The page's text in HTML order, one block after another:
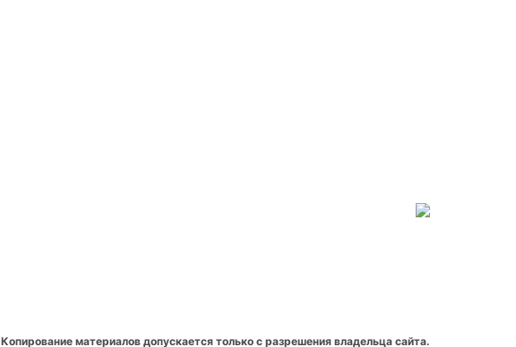
Копирование материалов допускается только с разрешения владельца сайта.